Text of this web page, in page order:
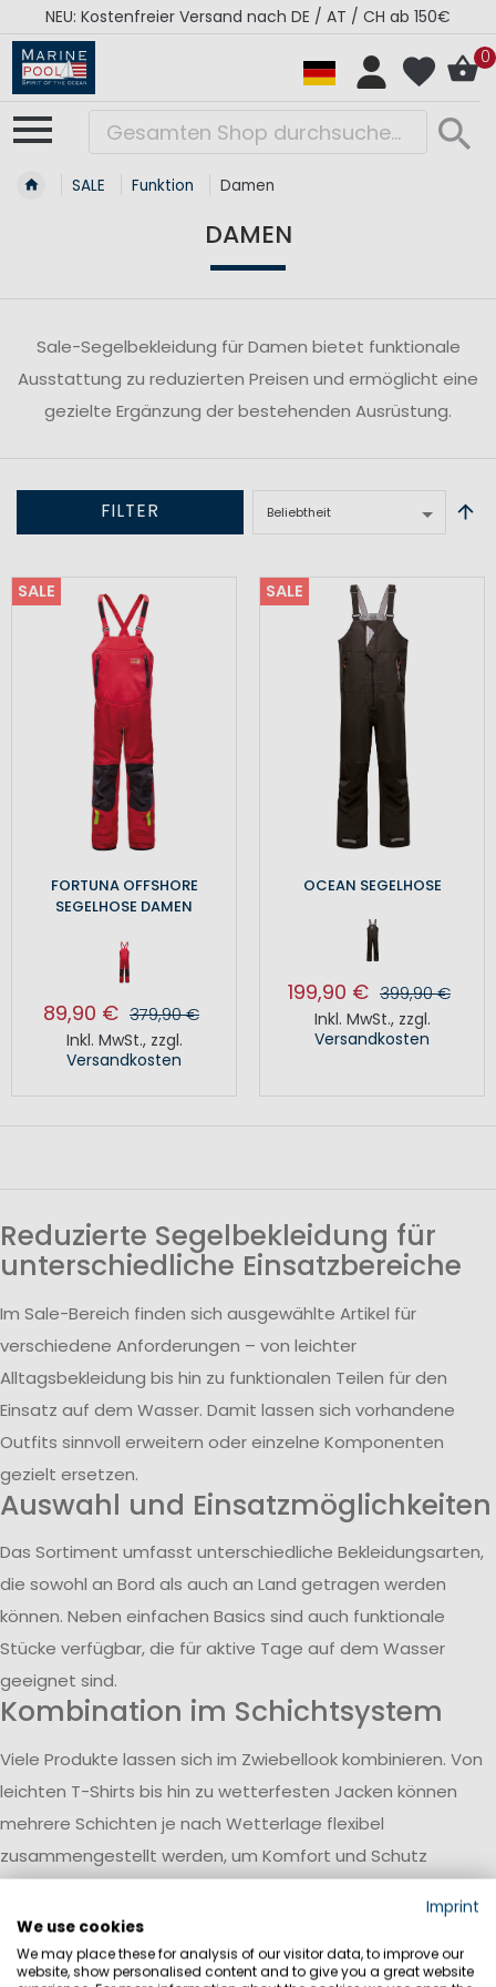
NEU: Kostenfreier Versand nach DE / AT / CH ab 150€
0
SALE Funktion Damen
DAMEN
Sale-Segelbekleidung für Damen bietet funktionale
Ausstattung zu reduzierten Preisen und ermöglicht eine
gezielte Ergänzung der bestehenden Ausrüstung.
FILTER
SALE
FORTUNA OFFSHORE
SEGELHOSE DAMEN
89,90 € 379,90 €
Inkl. MwSt., zzgl.
Versandkosten
SALE
OCEAN SEGELHOSE
199,90 € 399,90 €
Inkl. MwSt., zzgl.
Versandkosten
Reduzierte Segelbekleidung für
unterschiedliche Einsatzbereiche
Im Sale-Bereich finden sich ausgewählte Artikel für
verschiedene Anforderungen – von leichter
Alltagsbekleidung bis hin zu funktionalen Teilen für den
Einsatz auf dem Wasser. Damit lassen sich vorhandene
Outfits sinnvoll erweitern oder einzelne Komponenten
gezielt ersetzen.
Auswahl und Einsatzmöglichkeiten
Das Sortiment umfasst unterschiedliche Bekleidungsarten,
die sowohl an Bord als auch an Land getragen werden
können. Neben einfachen Basics sind auch funktionale
Stücke verfügbar, die für aktive Tage auf dem Wasser
geeignet sind.
Kombination im Schichtsystem
Viele Produkte lassen sich im Zwiebellook kombinieren. Von
leichten T-Shirts bis hin zu wetterfesten Jacken können
mehrere Schichten je nach Wetterlage flexibel
zusammengestellt werden, um Komfort und Schutz
anzupassen.
Funktion und Ergänzung der
Ausrüstung
Imprint
We use cookies
We may place these for analysis of our visitor data, to improve our
website, show personalised content and to give you a great website